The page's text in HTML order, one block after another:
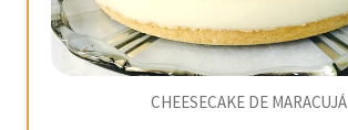
CHEESECAKE DE MARACUJÁ